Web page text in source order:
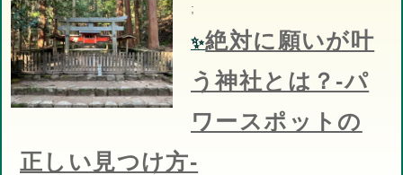
;
✨絶対に願いが叶
う神社とは？-パ
ワースポットの
正しい見つけ方-